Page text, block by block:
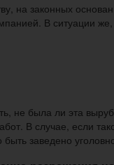
на законных
В ситуации
не была ли эта
В случае, если
заведено